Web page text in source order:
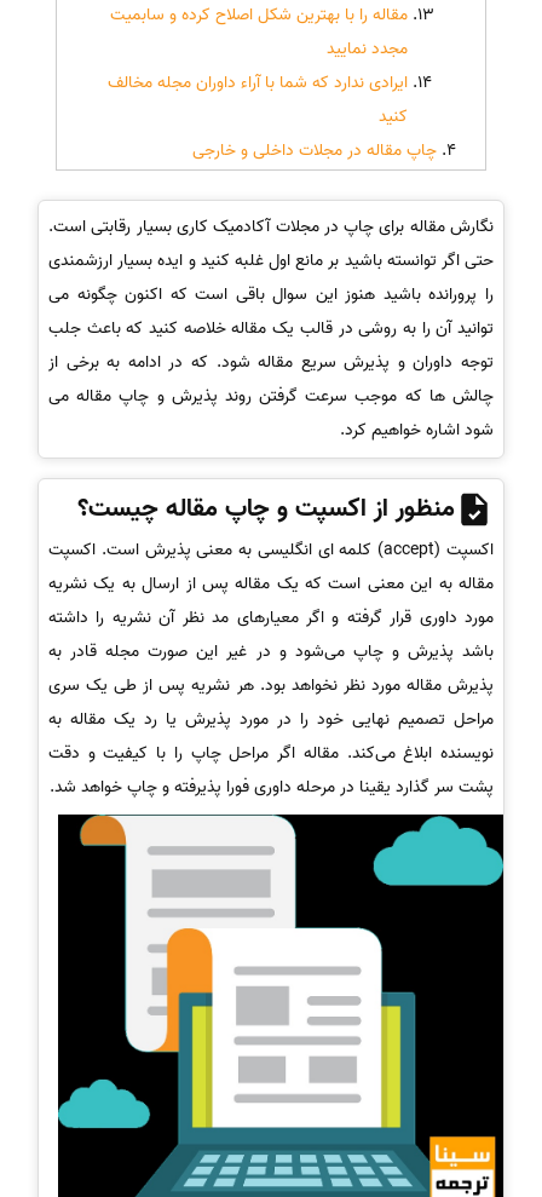
مقاله را با بهترین شکل اصلاح کرده و سابمیت
مجدد نمایید
ایرادی ندارد که شما با آراء داوران مجله مخالف
کنید
چاپ مقاله در مجلات داخلی و خارجی
نگارش مقاله برای چاپ در مجلات آکادمیک کاری بسیار رقابتی است.
حتی اگر توانسته باشید بر مانع اول غلبه کنید و ایده بسیار ارزشمندی
را پرورانده باشید هنوز این سوال باقی است که اکنون چگونه می
توانید آن را به روشی در قالب یک مقاله خلاصه کنید که باعث جلب
توجه داوران و پذیرش سریع مقاله شود. که در ادامه به برخی از
چالش ها که موجب سرعت گرفتن روند پذیرش و چاپ مقاله می
شود اشاره خواهیم کرد.
منظور از اکسپت و چاپ مقاله چیست؟
اکسپت (accept) کلمه ای انگلیسی به معنی پذیرش است. اکسپت
مقاله به این معنی است که یک مقاله پس از ارسال به یک نشریه
مورد داوری قرار گرفته و اگر معیارهای مد نظر آن نشریه را داشته
باشد پذیرش و چاپ می‌شود و در غیر این صورت مجله قادر به
پذیرش مقاله مورد نظر نخواهد بود. هر نشریه پس از طی یک سری
مراحل تصمیم نهایی خود را در مورد پذیرش یا رد یک مقاله به
نویسنده ابلاغ می‌کند. مقاله اگر مراحل چاپ را با کیفیت و دقت
پشت سر گذارد یقینا در مرحله داوری فورا پذیرفته و چاپ خواهد شد.